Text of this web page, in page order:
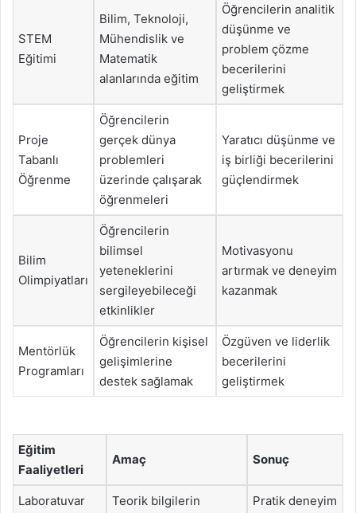
STEM
Eğitimi
Bilim, Teknoloji,
Mühendislik ve
Matematik
alanlarında eğitim
Öğrencilerin analitik
düşünme ve
problem çözme
becerilerini
geliştirmek
Proje
Tabanlı
Öğrenme
Öğrencilerin
gerçek dünya
problemleri
üzerinde çalışarak
öğrenmeleri
Yaratıcı düşünme ve
iş birliği becerilerini
güçlendirmek
Bilim
Olimpiyatları
Öğrencilerin
bilimsel
yeteneklerini
sergileyebileceği
etkinlikler
Motivasyonu
artırmak ve deneyim
kazanmak
Mentörlük
Programları
Öğrencilerin kişisel
gelişimlerine
destek sağlamak
Özgüven ve liderlik
becerilerini
geliştirmek
Eğitim
Faaliyetleri
Amaç Sonuç
Laboratuvar
Teorik bilgilerin
Pratik deneyim